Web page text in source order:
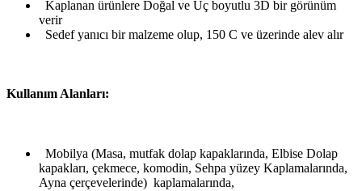
Kaplanan ürünlere Doğal ve Uç boyutlu 3D bir görünüm
verir
Sedef yanıcı bir malzeme olup, 150 C ve üzerinde alev alır
Kullanım Alanları:
Mobilya (Masa, mutfak dolap kapaklarında, Elbise Dolap
kapakları, çekmece, komodin, Sehpa yüzey Kaplamalarında,
Ayna çerçevelerinde) kaplamalarında,